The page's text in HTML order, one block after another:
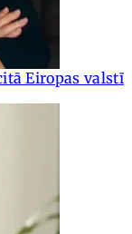
Eiropas valstī